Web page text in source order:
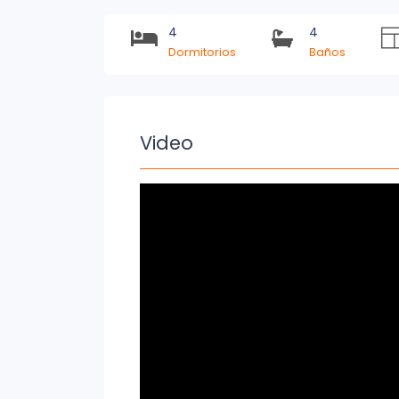
4
Dormitorios
4
Baños
Video
Más info U$S 590,000